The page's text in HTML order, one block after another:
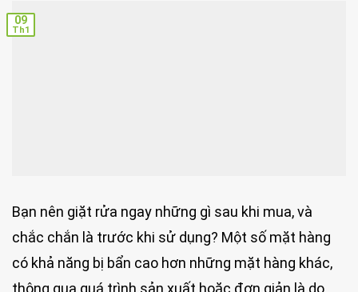
09
Th1
Bạn nên giặt rửa ngay những gì sau khi mua, và
chắc chắn là trước khi sử dụng? Một số mặt hàng
có khả năng bị bẩn cao hơn những mặt hàng khác,
thông qua quá trình sản xuất hoặc đơn giản là do